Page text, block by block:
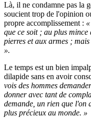
Là, il ne condamne pas la
soucient trop de l'opinion
propre accomplissement :
que ce soit ; au plus
pierres et aux armes ;
».
Le temps est un bien
dilapide sans en avoir
vois des hommes
donner avec tant de
demande, un rien que l'on
plus précieux au monde. »